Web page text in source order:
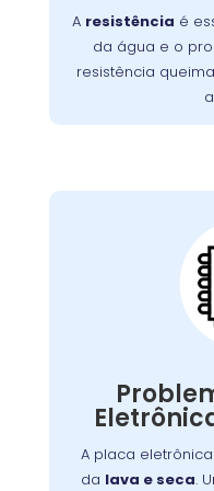
A resistência é
da água e o
resistência
incluem ciclos
roupas
. É essencial
substituir a
restaurar o
garantir
A placa
da lava e seca.
é o
, controlando
Quando
interrompidos,
Causas comuns
feita por um